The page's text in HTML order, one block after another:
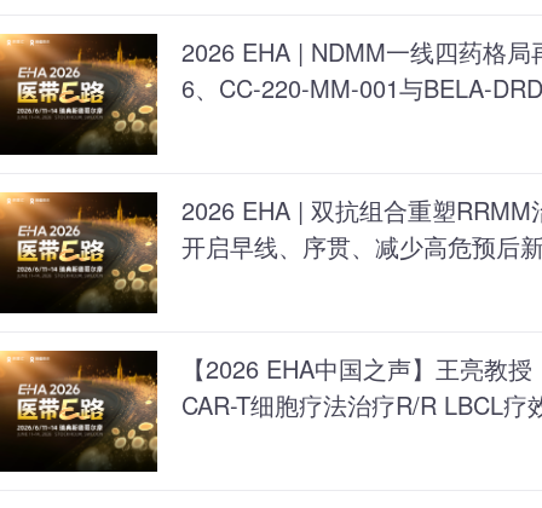
2026 EHA | NDMM一线四药格
6、CC-220-MM-001与BELA-
2026 EHA | 双抗组合重塑
开启早线、序贯、减少高危预后
【2026 EHA中国之声】王亮教
CAR-T细胞疗法治疗R/R LBCL疗